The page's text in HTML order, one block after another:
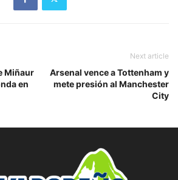
Miñaur
en
Next article
Arsenal vence a Tottenham y
mete presión al Manchester
City